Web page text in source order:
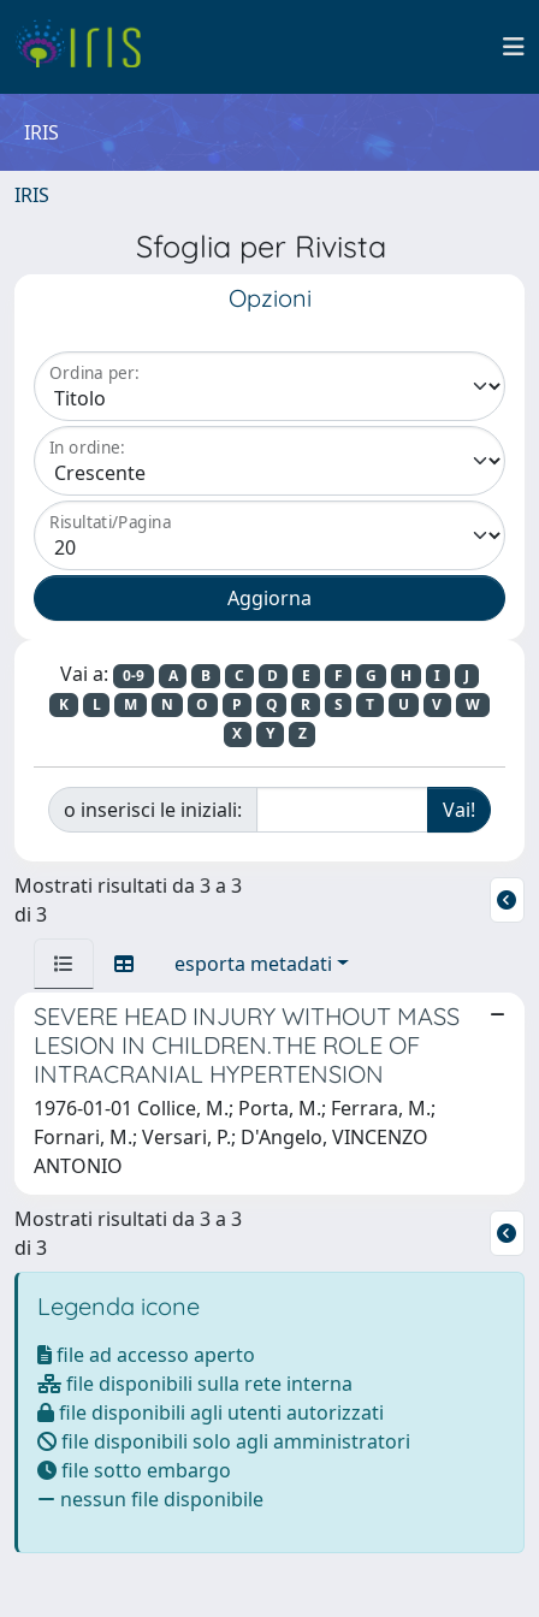
IRIS
IRIS
Sfoglia per Rivista
Opzioni
Ordina per:
In ordine:
Risultati/Pagina
Vai a: 0-9 A B C D E F G H I
J
K
L M N O P Q R S T U V
W
X
Y Z
o inserisci le iniziali:
Mostrati risultati da 3 a 3
di 3
esporta metadati
SEVERE HEAD INJURY WITHOUT MASS
LESION IN CHILDREN.THE ROLE OF
INTRACRANIAL HYPERTENSION
1976-01-01 Collice, M.; Porta, M.; Ferrara, M.;
Fornari, M.; Versari, P.; D'Angelo, VINCENZO
ANTONIO
Mostrati risultati da 3 a 3
di 3
Legenda icone
file ad accesso aperto
file disponibili sulla rete interna
file disponibili agli utenti autorizzati
file disponibili solo agli amministratori
file sotto embargo
nessun file disponibile